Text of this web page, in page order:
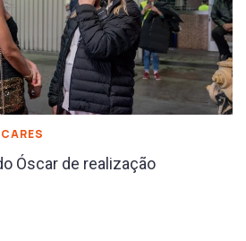
Óscar de realização